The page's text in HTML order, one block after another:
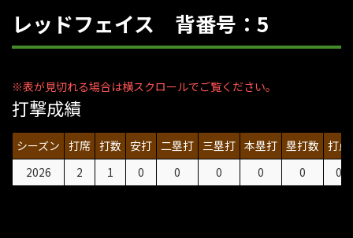
レッドフェイス 背番号：5
打撃成績
シーズン 打席 打数 安打 二塁打 三塁打 本塁打 塁打数 打点
2026
2 1 0 0 0 0 0 0